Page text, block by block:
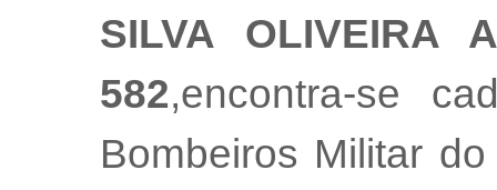
SILVA OLIVEIRA
582,encontra-se
Bombeiros Militar